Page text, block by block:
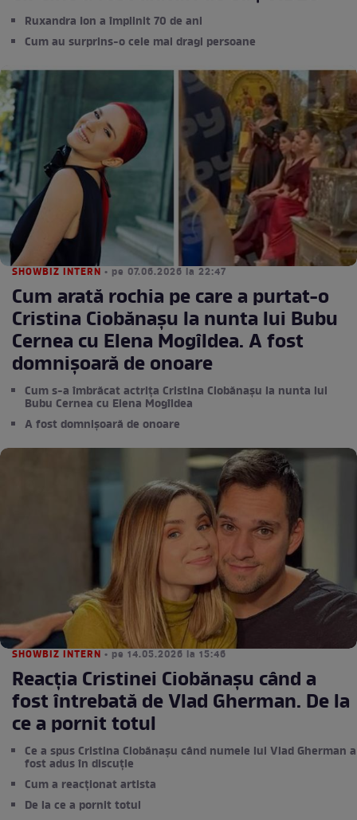
Ruxandra Ion a împlinit 70 de ani
Cum au surprins-o cele mai dragi persoane
SHOWBIZ INTERN • pe 07.06.2026 la 22:47
Cum arată rochia pe care a purtat-o
Cristina Ciobănașu la nunta lui Bubu
Cernea cu Elena Mogîldea. A fost
domnișoară de onoare
Cum s-a îmbrăcat actrița Cristina Ciobănașu la nunta lui
Bubu Cernea cu Elena Mogîldea
A fost domnișoară de onoare
SHOWBIZ INTERN • pe 14.05.2026 la 15:46
Reacția Cristinei Ciobănașu când a
fost întrebată de Vlad Gherman. De la
ce a pornit totul
Ce a spus Cristina Ciobănașu când numele lui Vlad Gherman a
fost adus în discuție
Cum a reacționat artista
De la ce a pornit totul